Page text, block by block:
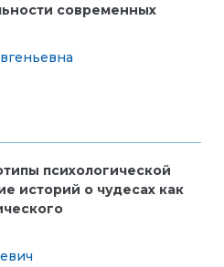
современных
психологической
историй о чудесах как